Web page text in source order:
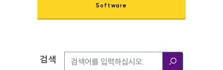
Software
검색옵션
검색